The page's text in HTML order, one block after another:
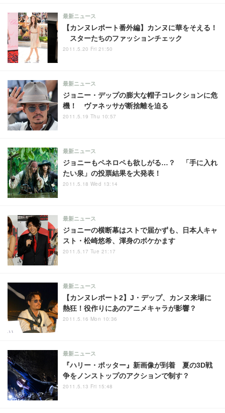
【カンヌレポート番外編】カンヌに華をそえる！
スターたちのファッションチェック
最新ニュース
2011.5.20 Fri 21:50
ジョニー・デップの膨大な帽子コレクションに危
機！ ヴァネッサが断捨離を迫る
最新ニュース
2011.5.19 Thu 10:57
ジョニーもペネロペも欲しがる…？ 「手に入れ
たい泉」の投票結果を大発表！
最新ニュース
2011.5.18 Wed 13:14
ジョニーの横断幕はストで届かずも、日本人キャ
スト・松崎悠希、渾身のボケかます
最新ニュース
2011.5.17 Tue 21:17
【カンヌレポート2】J・デップ、カンヌ来場に
熱狂！役作りにあのアニメキャラが影響？
最新ニュース
2011.5.16 Mon 10:36
『ハリー・ポッター』新画像が到着 夏の3D戦
争をノンストップのアクションで制す？
最新ニュース
2011.5.13 Fri 15:48